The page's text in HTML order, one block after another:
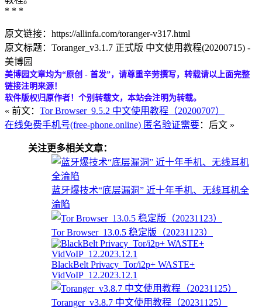
* * *
原文链接：https://allinfa.com/toranger-v317.html
原文标题：Toranger_v3.1.7 正式版 中文使用教程(20200715) -
美博园
美博园文章均为“原创 - 首发”，请尊重辛劳撰写，转载请以上面完整
链接注明来源！
软件版权归原作者！个别转载文，本站会注明为转载。
« 前文： Tor Browser_9.5.2 中文使用教程（20200707）
在线免费手机号(free-phone.online) 匿名验证需要：后文 »
关注更多相关文章：
蓝牙爆技术“底层漏洞” 近十年手机、无线耳机全
淪陷
Tor Browser_13.0.5 稳定版（20231123）
BlackBelt Privacy_Tor/i2p+ WASTE+
VidVoIP_12.2023.12.1
Toranger_v3.8.7 中文使用教程（20231125）